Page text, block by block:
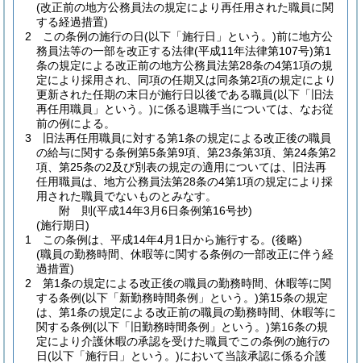
(改正前の地方公務員法の規定により再任用された職員に関
する経過措置)
2
この条例の施行の日(以下「施行日」という。)前に地方公
務員法等の一部を改正する法律(平成11年法律第107号)第1
条の規定による改正前の地方公務員法第28条の4第1項の規
定により採用され、同項の任期又は同条第2項の規定により
更新された任期の末日が施行日以後である職員(以下「旧法
再任用職員」という。)に係る退職手当については、なお従
前の例による。
3
旧法再任用職員に対する第1条の規定による改正後の職員
の給与に関する条例第5条第9項、第23条第3項、第24条第2
項、第25条の2及び別表の規定の適用については、旧法再
任用職員は、地方公務員法第28条の4第1項の規定により採
用された職員でないものとみなす。
附 則(平成14年3月6日条例第16号抄)
(施行期日)
1
この条例は、平成14年4月1日から施行する。 (後略)
(職員の勤務時間、休暇等に関する条例の一部改正に伴う経
過措置)
2
第1条の規定による改正後の職員の勤務時間、休暇等に関
する条例(以下「新勤務時間条例」という。)第15条の規定
は、第1条の規定による改正前の職員の勤務時間、休暇等に
関する条例(以下「旧勤務時間条例」という。)第16条の規
定により介護休暇の承認を受けた職員でこの条例の施行の
日(以下「施行日」という。)において当該承認に係る介護